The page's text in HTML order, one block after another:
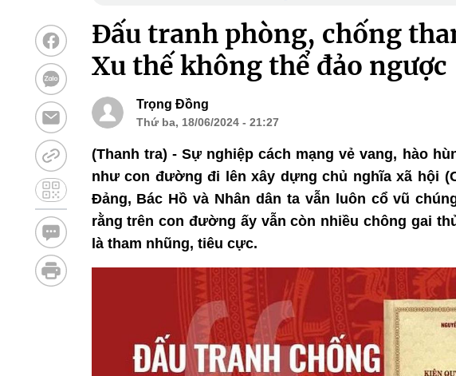
Đấu tranh phòng, chống
Xu thế không thể đảo ngược
Trọng Đồng
Thứ ba, 18/06/2024 - 21:27
(Thanh tra) - Sự nghiệp cách mạng vẻ vang, hào
như con đường đi lên xây dựng chủ nghĩa xã hội
Đảng, Bác Hồ và Nhân dân ta vẫn luôn cổ vũ
rằng trên con đường ấy vẫn còn nhiều chông gai
là tham nhũng, tiêu cực.